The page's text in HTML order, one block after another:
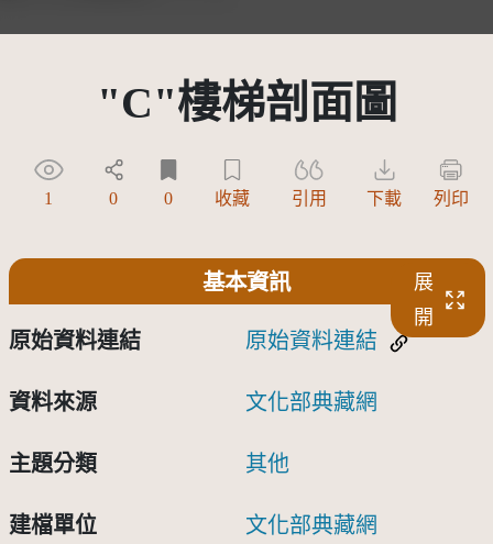
"C"樓梯剖面圖
1 0 0 收藏 引用 下載 列印
基本資訊
展
開
原始資料連結 原始資料連結
資料來源 文化部典藏網
主題分類 其他
建檔單位 文化部典藏網